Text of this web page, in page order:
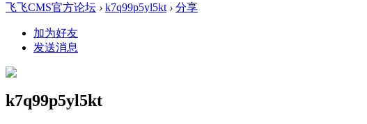
飞飞CMS官方论坛 › k7q99p5yl5kt › 分享
加为好友
发送消息
k7q99p5yl5kt